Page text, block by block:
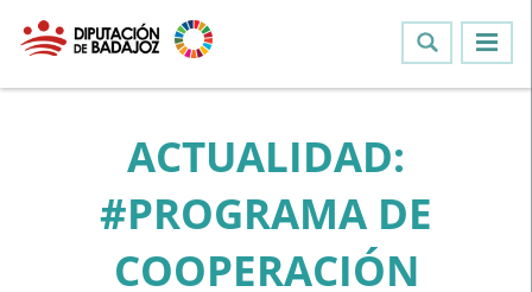
ACTUALIDAD:
#PROGRAMA DE
COOPERACIÓN